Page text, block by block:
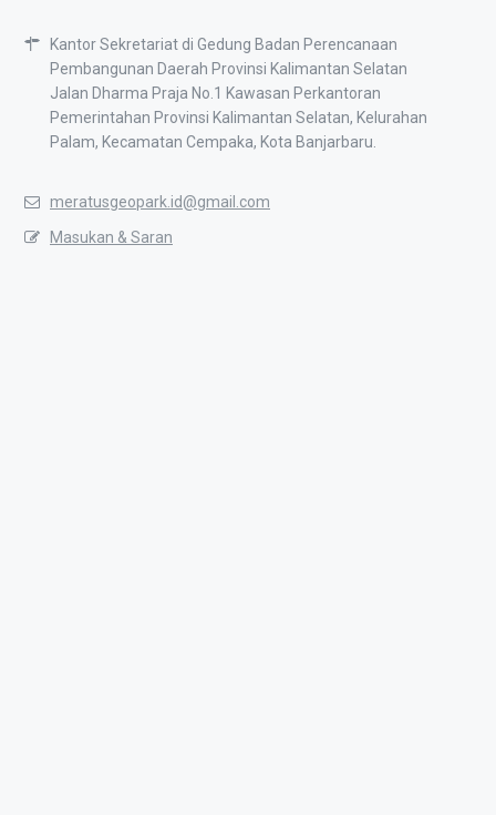
Kantor Sekretariat di Gedung Badan Perencanaan
Pembangunan Daerah Provinsi Kalimantan Selatan
Jalan Dharma Praja No.1 Kawasan Perkantoran
Pemerintahan Provinsi Kalimantan Selatan, Kelurahan
Palam, Kecamatan Cempaka, Kota Banjarbaru.
meratusgeopark.id@gmail.com
Masukan & Saran